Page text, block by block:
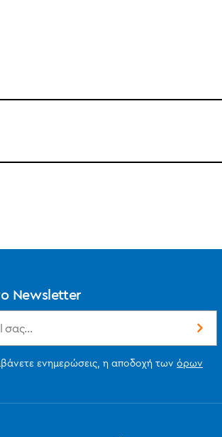
Newsletter
ενημερώσεις, η αποδοχή των όρων